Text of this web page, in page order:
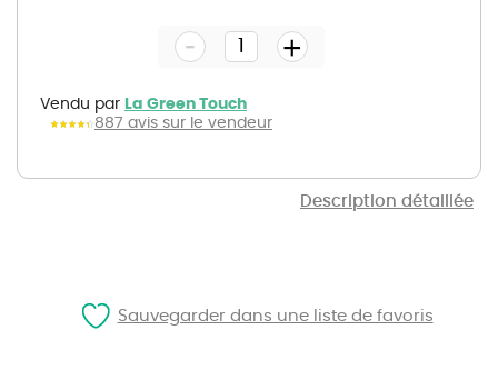
Description détaillée
gallery
Vendu par La Green Touch
887 avis sur le vendeur
- +
Sauvegarder dans une liste de favoris